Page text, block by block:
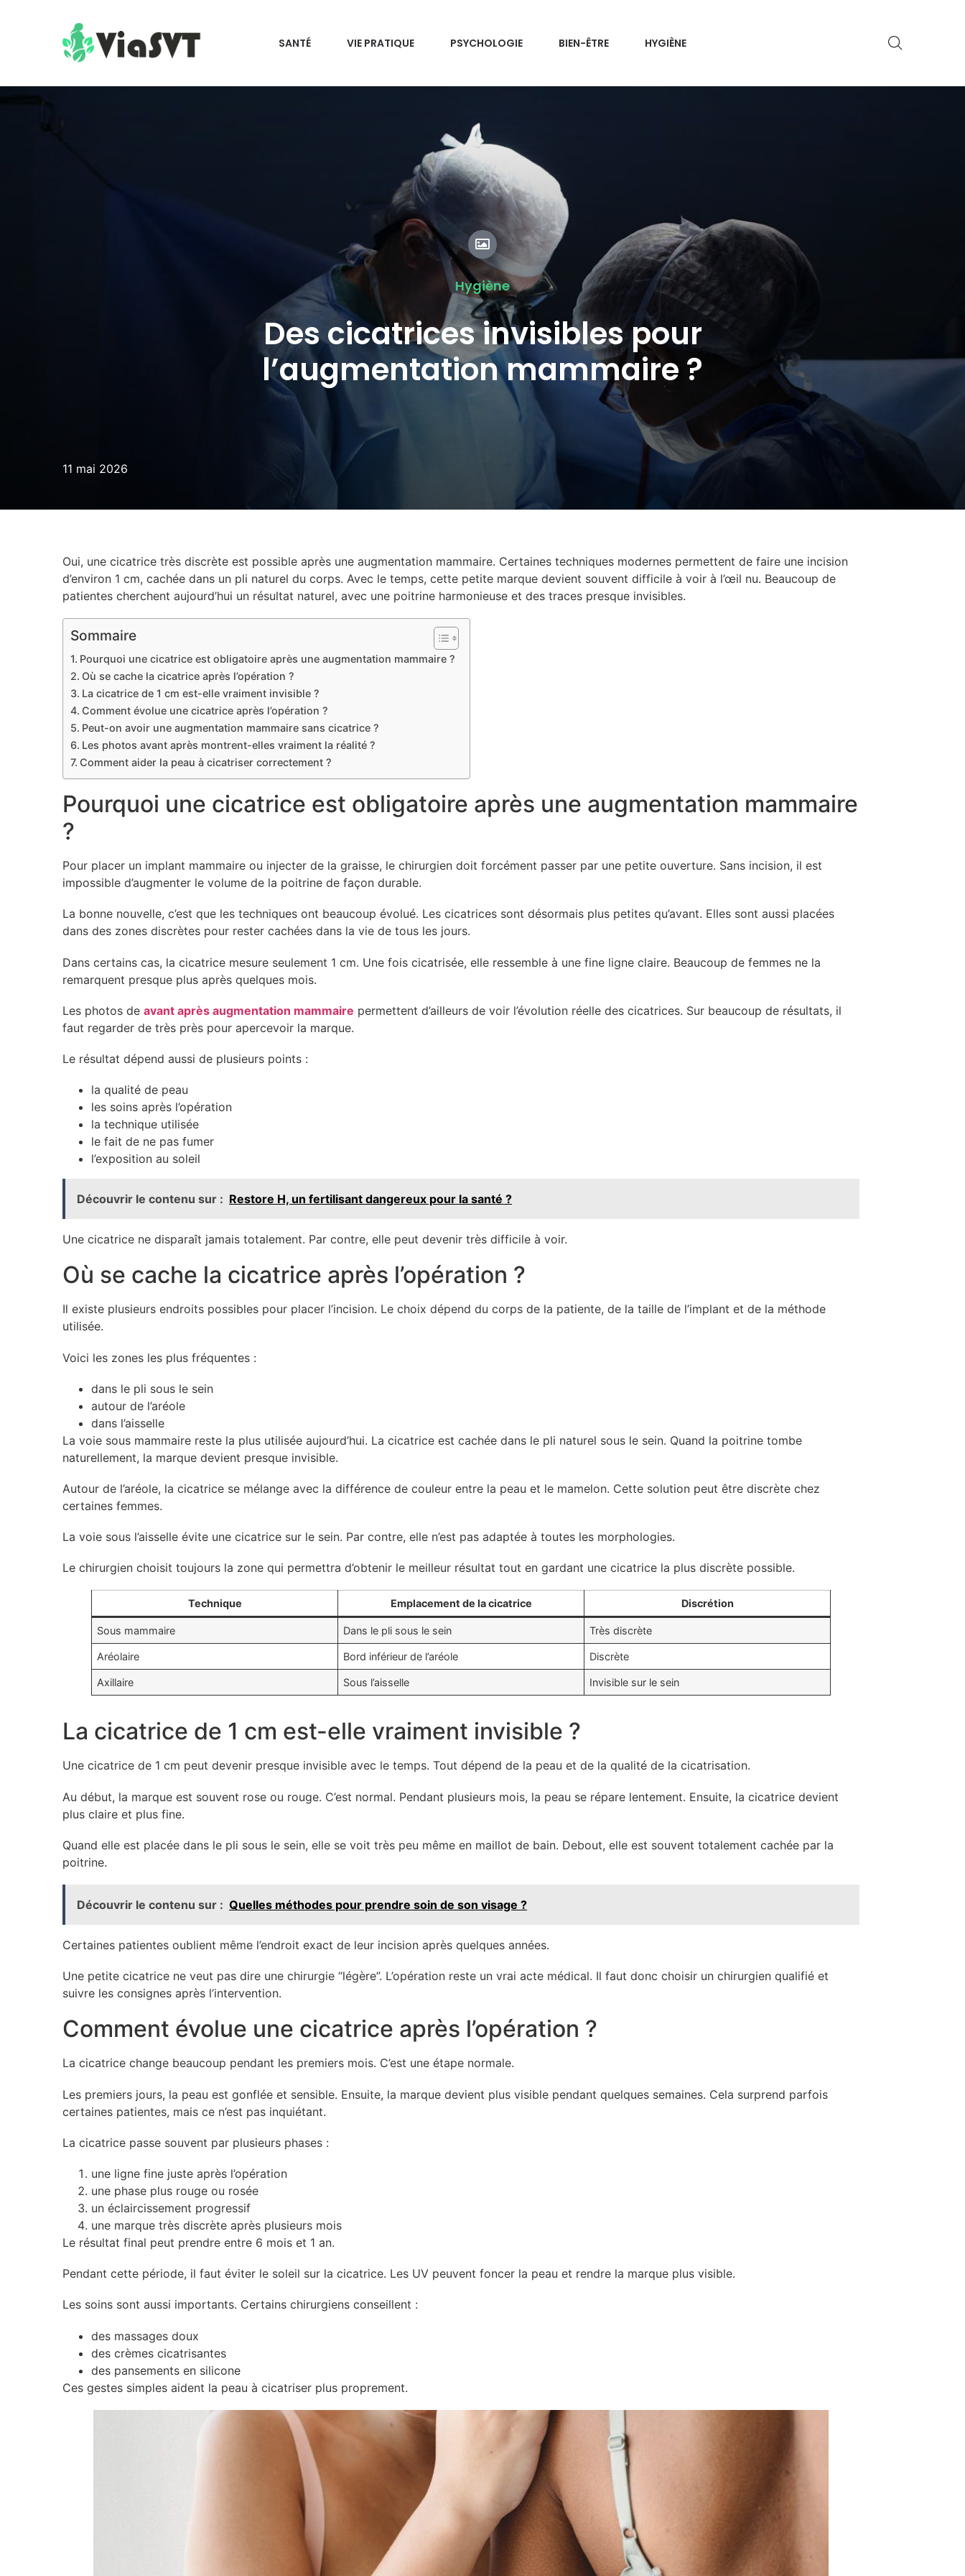
SANTÉ VIE PRATIQUE PSYCHOLOGIE BIEN-ÊTRE HYGIÈNE
Hygiène
Des cicatrices invisibles pour
l’augmentation mammaire ?
11 mai 2026
Oui, une cicatrice très discrète est possible après une augmentation mammaire. Certaines techniques modernes permettent de faire une incision
d’environ 1 cm, cachée dans un pli naturel du corps. Avec le temps, cette petite marque devient souvent difficile à voir à l’œil nu. Beaucoup de
patientes cherchent aujourd’hui un résultat naturel, avec une poitrine harmonieuse et des traces presque invisibles.
Sommaire
Pourquoi une cicatrice est obligatoire après une augmentation mammaire ?
Où se cache la cicatrice après l’opération ?
La cicatrice de 1 cm est-elle vraiment invisible ?
Comment évolue une cicatrice après l’opération ?
Peut-on avoir une augmentation mammaire sans cicatrice ?
Les photos avant après montrent-elles vraiment la réalité ?
Comment aider la peau à cicatriser correctement ?
Pourquoi une cicatrice est obligatoire après une augmentation mammaire
?
Pour placer un implant mammaire ou injecter de la graisse, le chirurgien doit forcément passer par une petite ouverture. Sans incision, il est
impossible d’augmenter le volume de la poitrine de façon durable.
La bonne nouvelle, c’est que les techniques ont beaucoup évolué. Les cicatrices sont désormais plus petites qu’avant. Elles sont aussi placées
dans des zones discrètes pour rester cachées dans la vie de tous les jours.
Dans certains cas, la cicatrice mesure seulement 1 cm. Une fois cicatrisée, elle ressemble à une fine ligne claire. Beaucoup de femmes ne la
remarquent presque plus après quelques mois.
Les photos de avant après augmentation mammaire permettent d’ailleurs de voir l’évolution réelle des cicatrices. Sur beaucoup de résultats, il
faut regarder de très près pour apercevoir la marque.
Le résultat dépend aussi de plusieurs points :
la qualité de peau
les soins après l’opération
la technique utilisée
le fait de ne pas fumer
l’exposition au soleil
Découvrir le contenu sur : Restore H, un fertilisant dangereux pour la santé ?
Une cicatrice ne disparaît jamais totalement. Par contre, elle peut devenir très difficile à voir.
Où se cache la cicatrice après l’opération ?
Il existe plusieurs endroits possibles pour placer l’incision. Le choix dépend du corps de la patiente, de la taille de l’implant et de la méthode
utilisée.
Voici les zones les plus fréquentes :
dans le pli sous le sein
autour de l’aréole
dans l’aisselle
La voie sous mammaire reste la plus utilisée aujourd’hui. La cicatrice est cachée dans le pli naturel sous le sein. Quand la poitrine tombe
naturellement, la marque devient presque invisible.
Autour de l’aréole, la cicatrice se mélange avec la différence de couleur entre la peau et le mamelon. Cette solution peut être discrète chez
certaines femmes.
La voie sous l’aisselle évite une cicatrice sur le sein. Par contre, elle n’est pas adaptée à toutes les morphologies.
Le chirurgien choisit toujours la zone qui permettra d’obtenir le meilleur résultat tout en gardant une cicatrice la plus discrète possible.
Technique Emplacement de la cicatrice Discrétion
Sous mammaire Dans le pli sous le sein Très discrète
Aréolaire Bord inférieur de l’aréole Discrète
Axillaire Sous l’aisselle Invisible sur le sein
La cicatrice de 1 cm est-elle vraiment invisible ?
Une cicatrice de 1 cm peut devenir presque invisible avec le temps. Tout dépend de la peau et de la qualité de la cicatrisation.
Au début, la marque est souvent rose ou rouge. C’est normal. Pendant plusieurs mois, la peau se répare lentement. Ensuite, la cicatrice devient
plus claire et plus fine.
Quand elle est placée dans le pli sous le sein, elle se voit très peu même en maillot de bain. Debout, elle est souvent totalement cachée par la
poitrine.
Découvrir le contenu sur : Quelles méthodes pour prendre soin de son visage ?
Certaines patientes oublient même l’endroit exact de leur incision après quelques années.
Une petite cicatrice ne veut pas dire une chirurgie “légère”. L’opération reste un vrai acte médical. Il faut donc choisir un chirurgien qualifié et
suivre les consignes après l’intervention.
Comment évolue une cicatrice après l’opération ?
La cicatrice change beaucoup pendant les premiers mois. C’est une étape normale.
Les premiers jours, la peau est gonflée et sensible. Ensuite, la marque devient plus visible pendant quelques semaines. Cela surprend parfois
certaines patientes, mais ce n’est pas inquiétant.
La cicatrice passe souvent par plusieurs phases :
une ligne fine juste après l’opération
une phase plus rouge ou rosée
un éclaircissement progressif
une marque très discrète après plusieurs mois
Le résultat final peut prendre entre 6 mois et 1 an.
Pendant cette période, il faut éviter le soleil sur la cicatrice. Les UV peuvent foncer la peau et rendre la marque plus visible.
Les soins sont aussi importants. Certains chirurgiens conseillent :
des massages doux
des crèmes cicatrisantes
des pansements en silicone
Ces gestes simples aident la peau à cicatriser plus proprement.